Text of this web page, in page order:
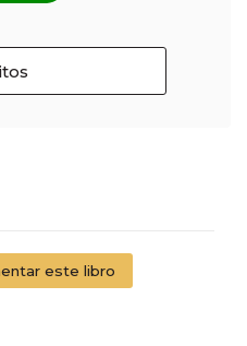
este libro